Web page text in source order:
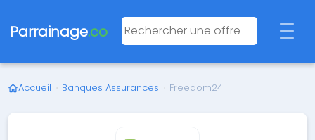
Parrainage.co
Accueil › Banques Assurances › Freedom24